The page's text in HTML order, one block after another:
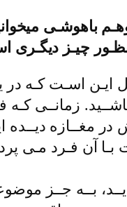
باهوشـی
چیـز دیگـری
اسـت کـه در
زمانــی کـه
مغــازه دیــده
آن فـرد مـی
بــه جــز